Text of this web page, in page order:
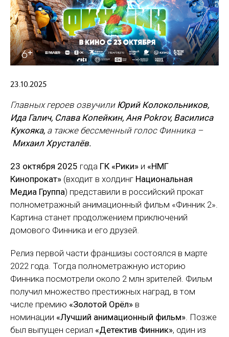
23.10.2025
Главных героев озвучили Юрий Колокольников,
Ида Галич, Слава Копейкин, Аня Pokrov, Василиса
Кукояка, а также бессменный голос Финника –
Михаил Хрусталёв.
23 октября 2025 года ГК «Рики» и «НМГ
Кинопрокат» (входит в холдинг Национальная
Медиа Группа) представили в российский прокат
полнометражный анимационный фильм «Финник 2».
Картина станет продолжением приключений
домового Финника и его друзей.
Релиз первой части франшизы состоялся в марте
2022 года. Тогда полнометражную историю
Финника посмотрели около 2 млн зрителей. Фильм
получил множество престижных наград, в том
числе премию «Золотой Орёл» в
номинации «Лучший анимационный фильм». Позже
был выпущен сериал «Детектив Финник», один из